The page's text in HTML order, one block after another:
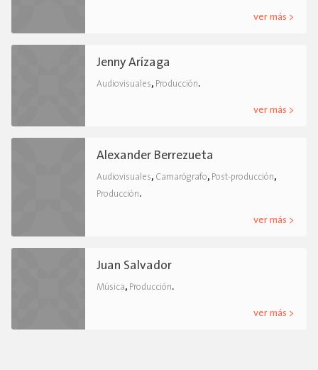
ver más >
Jenny Arízaga
Audiovisuales, Producción.
ver más >
Alexander Berrezueta
Audiovisuales, Camarógrafo, Post-producción,
Producción.
ver más >
Juan Salvador
Música, Producción.
ver más >